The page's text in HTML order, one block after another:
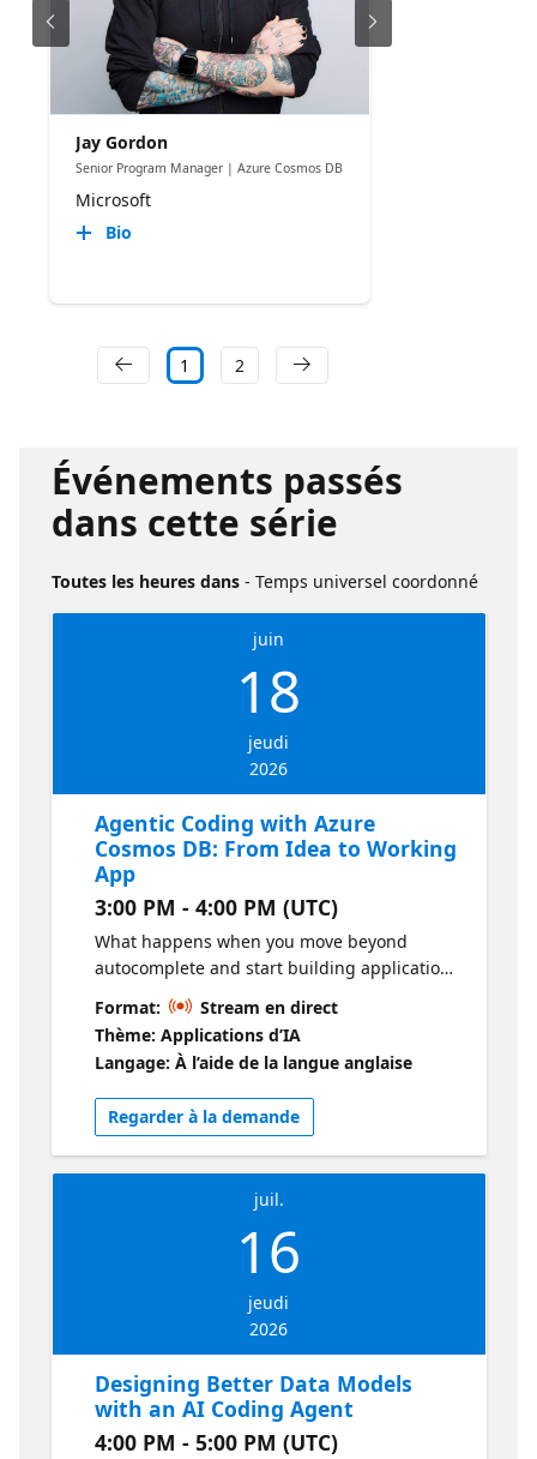
Jay Gordon
Senior Program Manager | Azure Cosmos DB
Microsoft
Bio
1 2
Événements passés
dans cette série
Toutes les heures dans - Temps universel coordonné
juin
18
jeudi
2026
Agentic Coding with Azure
Cosmos DB: From Idea to Working
App
3:00 PM - 4:00 PM (UTC)
What happens when you move beyond
autocomplete and start building applications
with an AI coding agent as part of your
workflow? This session shows how
developers can go from a prompt to a
working Azure Cosmos DB application using
agentic development tools, while learning
where agents accelerate work—and where
human architecture decisions still matter.
Check out the CosmosDB Agent Kit
TheSource - Azure Databases
Format:
Stream en direct
Thème: Applications d’IA
Langage: À l’aide de la langue anglaise
Regarder à la demande
juil.
16
jeudi
2026
Designing Better Data Models
with an AI Coding Agent
4:00 PM - 5:00 PM (UTC)